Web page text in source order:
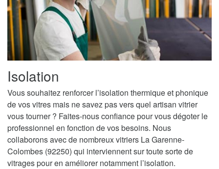
Isolation
Vous souhaitez renforcer l’isolation thermique et phonique
de vos vitres mais ne savez pas vers quel artisan vitrier
vous tourner ? Faites-nous confiance pour vous dégoter le
professionnel en fonction de vos besoins. Nous
collaborons avec de nombreux vitriers La Garenne-
Colombes (92250) qui interviennent sur toute sorte de
vitrages pour en améliorer notamment l’isolation.